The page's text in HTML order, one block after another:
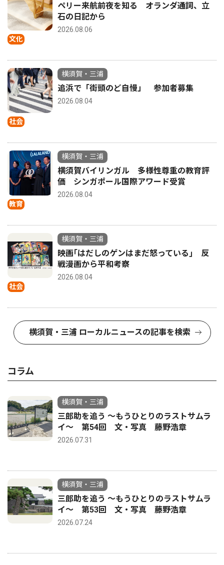
文化
ペリー来航前夜を知る オランダ通詞、立
石の日記から
2026.08.06
社会
横須賀・三浦
追浜で「街頭のど自慢」 参加者募集
2026.08.04
教育
横須賀・三浦
横須賀バイリンガル 多様性尊重の教育評
価 シンガポール国際アワード受賞
2026.08.04
社会
横須賀・三浦
映画｢はだしのゲンはまだ怒っている｣ 反
戦漫画から平和考察
2026.08.04
横須賀・三浦 ローカルニュースの記事を検索
コラム
横須賀・三浦
三郎助を追う 〜もうひとりのラストサムラ
イ〜 第54回 文・写真 藤野浩章
2026.07.31
横須賀・三浦
三郎助を追う 〜もうひとりのラストサムラ
イ〜 第53回 文・写真 藤野浩章
2026.07.24